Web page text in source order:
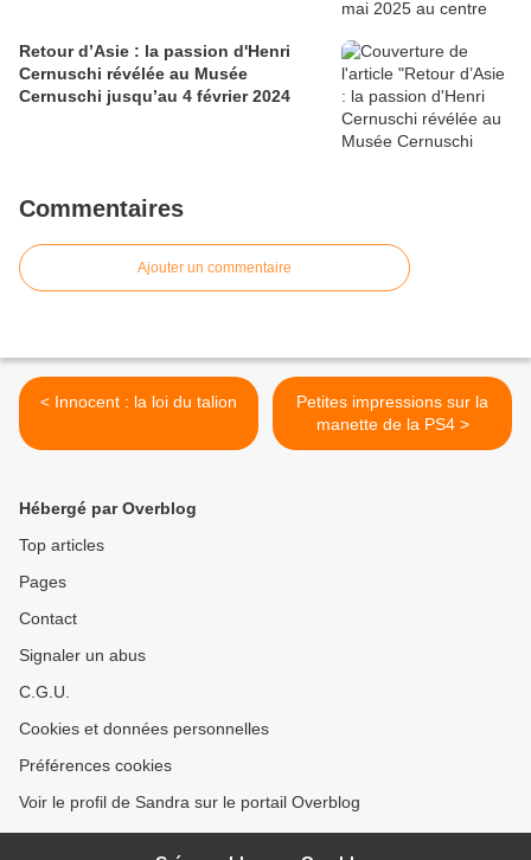
Retour d’Asie : la passion d'Henri
Cernuschi révélée au Musée
Cernuschi jusqu’au 4 février 2024
Commentaires
Ajouter un commentaire
< Innocent : la loi du talion
Petites impressions sur la
manette de la PS4 >
Hébergé par Overblog
Top articles
Pages
Contact
Signaler un abus
C.G.U.
Cookies et données personnelles
Préférences cookies
Voir le profil de Sandra sur le portail Overblog